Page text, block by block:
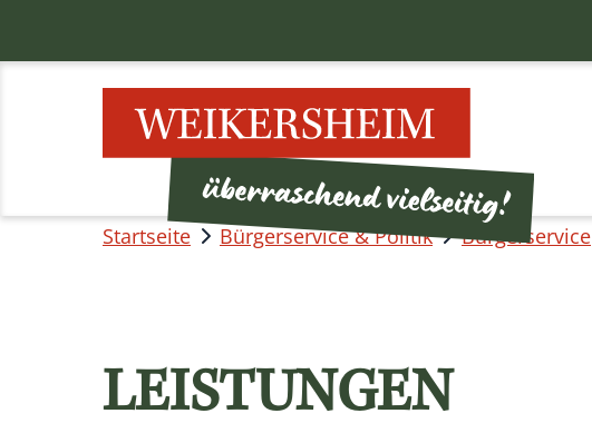
Startseite Bürgerservice & Politik Bürgerservice
LEISTUNGEN